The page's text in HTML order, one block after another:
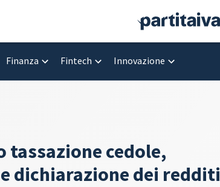
Finanza Fintech Innovazione
tassazione cedole,
dichiarazione dei redditi